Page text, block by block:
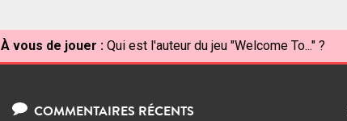
À vous de jouer : Qui est l'auteur du jeu "Welcome To..." ?
COMMENTAIRES RÉCENTS